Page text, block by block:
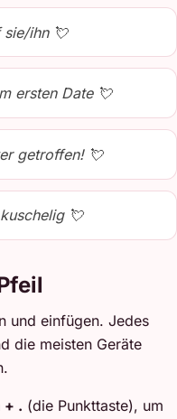
sie/ihn 💘
ersten Date 💘
getroffen! 💘
💘
und einfügen. Jedes
die meisten Geräte
+ . (die Punkttaste), um